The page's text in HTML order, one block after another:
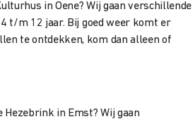
in Oene? Wij gaan verschillende
t/m 12 jaar. Bij goed weer komt er
te ontdekken, kom dan alleen of
in Emst? Wij gaan